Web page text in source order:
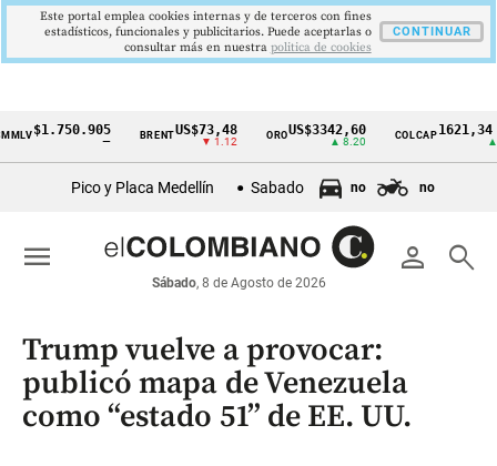
Cintillo
económicos
Colombia
BRENT US$73,48
▼ 1.12
ORO US$3342,60 COLCAP1621,34 pts
Pico y Placa Medellín Sabado no no
person search
Sábado, 8 de Agosto de 2026
menu
Trump vuelve a provocar:
publicó mapa de Venezuela
como “estado 51” de EE. UU.
Este portal emplea cookies internas y de terceros con fines
estadísticos, funcionales y publicitarios. Puede aceptarlas o
consultar más en nuestra politica de cookies
CONTINUAR